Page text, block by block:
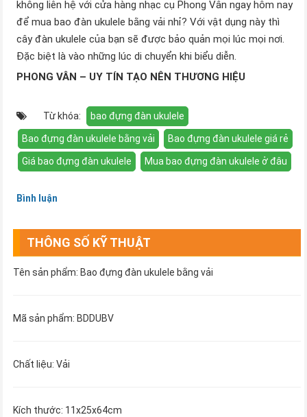
không liên hệ với cửa hàng nhạc cụ Phong Vân ngay hôm nay
để mua bao đàn ukulele bằng vải nhỉ? Với vật dụng này thì
cây đàn ukulele của bạn sẽ được bảo quản mọi lúc mọi nơi.
Đặc biệt là vào những lúc di chuyển khi biểu diễn.
PHONG VÂN – UY TÍN TẠO NÊN THƯƠNG HIỆU
Từ khóa: bao đựng đàn ukulele
Bao đựng đàn ukulele bằng vải Bao đựng đàn ukulele giá rẻ
Giá bao đựng đàn ukulele Mua bao đựng đàn ukulele ở đâu
Bình luận
THÔNG SỐ KỸ THUẬT
Tên sản phẩm: Bao đựng đàn ukulele bằng vải
Mã sản phẩm: BDDUBV
Chất liệu: Vải
Kích thước: 11x25x64cm